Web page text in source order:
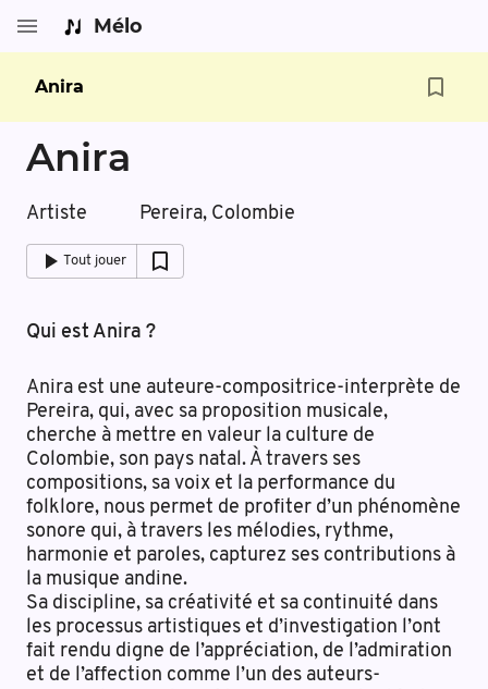
Mélo
Anira
Anira
Artiste Pereira, Colombie
Tout jouer
Qui est Anira ?
Anira est une auteure-compositrice-interprète de
Pereira, qui, avec sa proposition musicale,
cherche à mettre en valeur la culture de
Colombie, son pays natal. À travers ses
compositions, sa voix et la performance du
folklore, nous permet de profiter d’un phénomène
sonore qui, à travers les mélodies, rythme,
harmonie et paroles, capturez ses contributions à
la musique andine.
Sa discipline, sa créativité et sa continuité dans
les processus artistiques et d’investigation l’ont
fait rendu digne de l’appréciation, de l’admiration
et de l’affection comme l’un des auteurs-